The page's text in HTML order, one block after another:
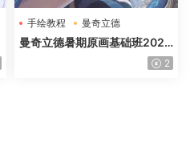
手绘教程 曼奇立德
曼奇立德暑期原画基础班2025
2